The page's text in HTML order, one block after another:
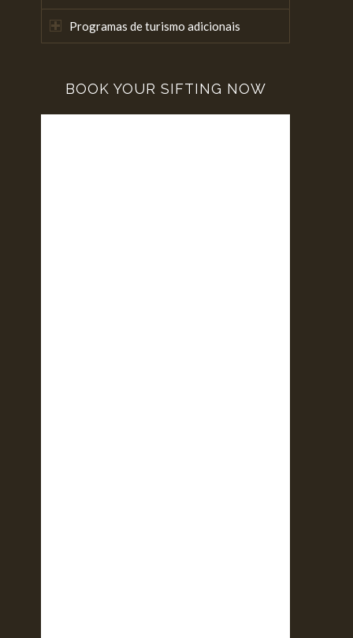
Programas de turismo adicionais
BOOK YOUR SIFTING NOW